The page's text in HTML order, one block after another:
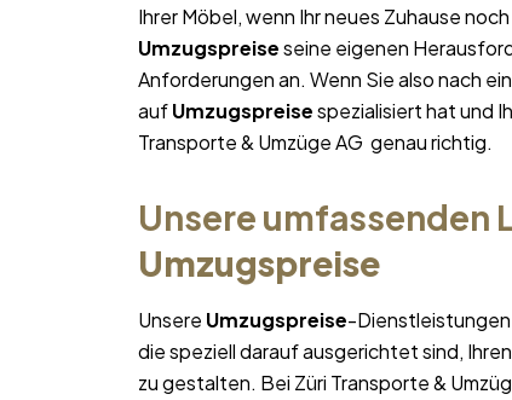
Ihrer Möbel, wenn Ihr neues Zuhause
Umzugspreiseseine eigenen
Anforderungen an. Wenn Sie also nach
aufUmzugspreisespezialisiert hat und
Transporte & Umzüge AG genau richtig.
Unsere umfassenden
Umzugspreise
Unsere Umzugspreise-Dienstleistungen
die speziell darauf ausgerichtet sind, Ihren
zu gestalten. Bei Züri Transporte &